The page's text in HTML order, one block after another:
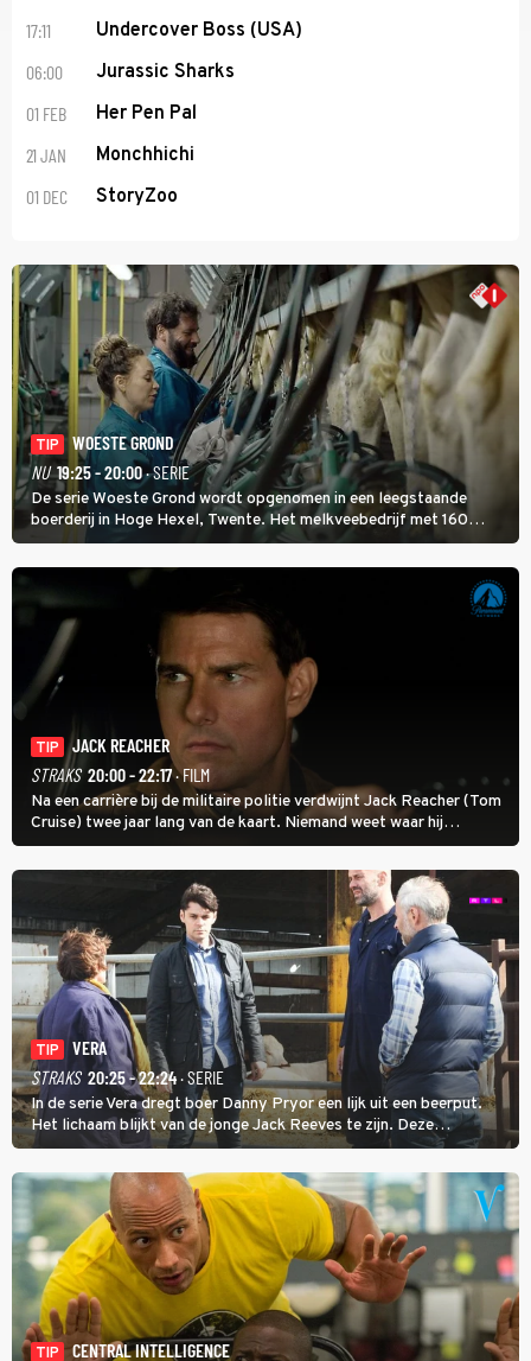
17:11 Undercover Boss (USA)
06:00 Jurassic Sharks
01 FEB Her Pen Pal
21 JAN Monchhichi
01 DEC StoryZoo
TIP
WOESTE GROND
NU 19:25 - 20:00· SERIE
De serie Woeste Grond wordt opgenomen in een leegstaande
boerderij in Hoge Hexel, Twente. Het melkveebedrijf met 160
koeien moest sluiten, omdat het dicht bij een Natura 2000-gebied
ligt. In de serie heerst er een gevaarlijke veeziekte.
TIP
JACK REACHER
STRAKS 20:00 - 22:17· FILM
Na een carrière bij de militaire politie verdwijnt Jack Reacher (Tom
Cruise) twee jaar lang van de kaart. Niemand weet waar hij
uithangt, totdat moordverdachte James Barr naar hem vraagt.
TIP
VERA
STRAKS 20:25 - 22:24· SERIE
In de serie Vera dregt boer Danny Pryor een lijk uit een beerput.
Het lichaam blijkt van de jonge Jack Reeves te zijn. Deze
homoseksuele woonwagenbewoner had gebroken met zijn familie
en verliet het kamp met slaande ruzie.
TIP CENTRAL INTELLIGENCE